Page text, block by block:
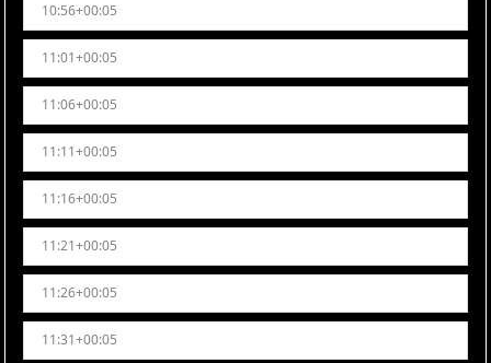
10:56+00:05
11:01+00:05
11:06+00:05
11:11+00:05
11:16+00:05
11:21+00:05
11:26+00:05
11:31+00:05